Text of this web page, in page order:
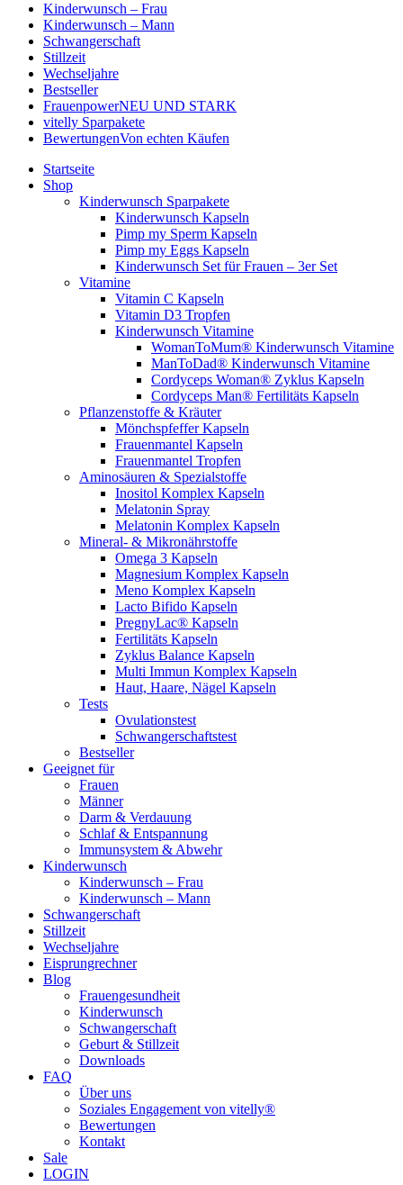
Kinderwunsch – Frau
Kinderwunsch – Mann
Schwangerschaft
Stillzeit
Wechseljahre
Bestseller
FrauenpowerNEU UND STARK
vitelly Sparpakete
BewertungenVon echten Käufen
Startseite
Shop
Kinderwunsch Sparpakete
Kinderwunsch Kapseln
Pimp my Sperm Kapseln
Pimp my Eggs Kapseln
Kinderwunsch Set für Frauen – 3er Set
Vitamine
Vitamin C Kapseln
Vitamin D3 Tropfen
Kinderwunsch Vitamine
WomanToMum® Kinderwunsch Vitamine
ManToDad® Kinderwunsch Vitamine
Cordyceps Woman® Zyklus Kapseln
Cordyceps Man® Fertilitäts Kapseln
Pflanzenstoffe & Kräuter
Mönchspfeffer Kapseln
Frauenmantel Kapseln
Frauenmantel Tropfen
Aminosäuren & Spezialstoffe
Inositol Komplex Kapseln
Melatonin Spray
Melatonin Komplex Kapseln
Mineral- & Mikronährstoffe
Omega 3 Kapseln
Magnesium Komplex Kapseln
Meno Komplex Kapseln
Lacto Bifido Kapseln
PregnyLac® Kapseln
Fertilitäts Kapseln
Zyklus Balance Kapseln
Multi Immun Komplex Kapseln
Haut, Haare, Nägel Kapseln
Tests
Ovulationstest
Schwangerschaftstest
Bestseller
Geeignet für
Frauen
Männer
Darm & Verdauung
Schlaf & Entspannung
Immunsystem & Abwehr
Kinderwunsch
Kinderwunsch – Frau
Kinderwunsch – Mann
Schwangerschaft
Stillzeit
Wechseljahre
Eisprungrechner
Blog
Frauengesundheit
Kinderwunsch
Schwangerschaft
Geburt & Stillzeit
Downloads
FAQ
Über uns
Soziales Engagement von vitelly®
Bewertungen
Kontakt
Sale
LOGIN